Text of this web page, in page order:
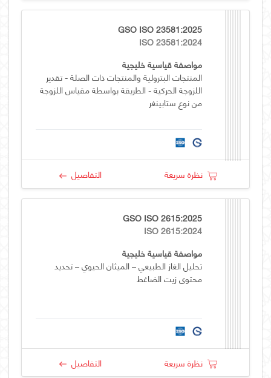
GSO ISO 23581:2025
ISO 23581:2024
مواصفة قياسية خليجية
المنتجات البترولية والمنتجات ذات الصلة - تقدير
اللزوجة الحركية - الطريقة بواسطة مقياس اللزوجة
من نوع ستابينغر
نظرة سريعة التفاصيل
GSO ISO 2615:2025
ISO 2615:2024
مواصفة قياسية خليجية
تحليل الغاز الطبيعي – الميثان الحيوي – تحديد
محتوى زيت الضاغط
نظرة سريعة التفاصيل